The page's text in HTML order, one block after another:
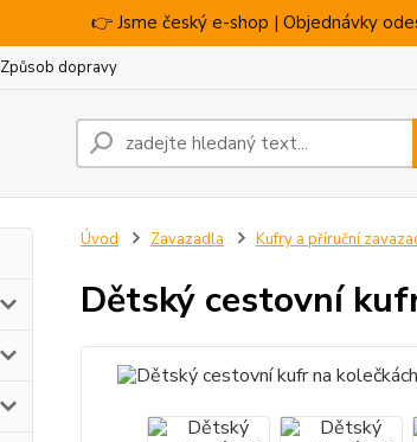
👉 Jsme český e-shop | Objednávky
Způsob dopravy
Úvod Zavazadla Kufry a příruční
Dětský cestovní